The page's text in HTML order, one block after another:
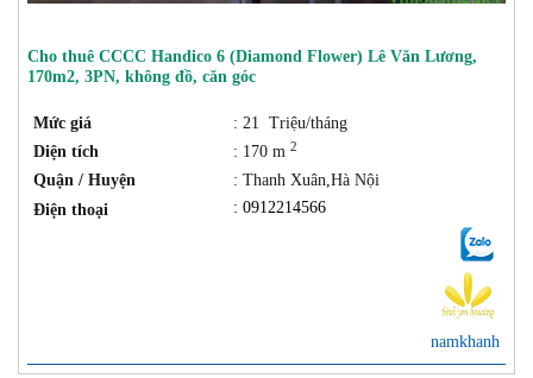
Cho thuê CCCC Handico 6 (Diamond Flower) Lê Văn Lương,
170m2, 3PN, không đồ, căn góc
Mức giá
: 21 Triệu/tháng
Diện tích
: 170 m 2
Quận / Huyện
: Thanh Xuân,Hà Nội
Điện thoại
: 0912214566
namkhanh